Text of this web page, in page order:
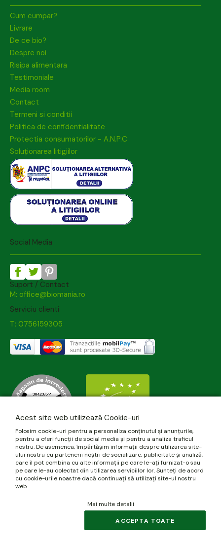
Cum cumpar?
Livrare
De ce bio?
Despre noi
Risipa alimentara
Testimoniale
Media room
Contact
Termeni si conditii
Politica de confidentialitate
Protectia consumatorilor - A.N.P.C
Soluționarea litigiilor
Social Media
Suport / Contact
M: office@biomania.ro
Serviciu clienti
T: 0756159305
Acest site web utilizează Cookie-uri
Folosim cookie-uri pentru a personaliza conținutul și anunțurile,
pentru a oferi funcții de social media și pentru a analiza traficul
nostru. De asemenea, împărtășim informații despre utilizarea site-
ului nostru cu partenerii noștri de socializare, publicitate și analiză,
care îl pot combina cu alte informații pe care le-ați furnizat-o sau
pe care le-au colectat din utilizarea serviciilor lor. Sunteți de acord
cu cookie-urile noastre dacă continuați să utilizați site-ul nostru
web.
Mai multe detalii
ACCEPTA TOATE
© 2026 biomania.ro | Powered by